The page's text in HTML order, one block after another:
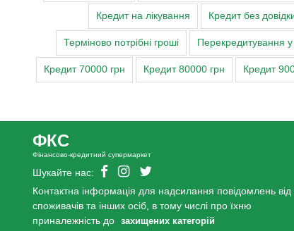
Кредит на лікування Кредит без
Терміново потрібні гроші Перекредитування у
Кредит 70000 грн Кредит 80000 грн Кредит
ФКС
Фінансово-кредитний супермаркет
Шукайте нас:
Контактна інформація для надсилання повідомлень від
споживачів та інших осіб, в тому числі про їхню
приналежність до
захищених категорій